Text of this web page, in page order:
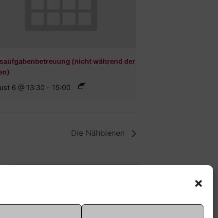
(nicht während der
6 @ 13:30 - 15:00
Die Nähbienen